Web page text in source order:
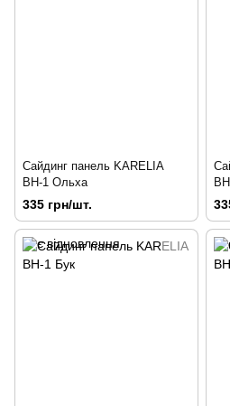
Сайдинг панель KARELIA
ВН-1 Ольха
335 грн/шт.